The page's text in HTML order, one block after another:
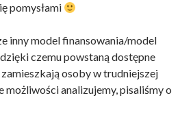
pomysłami
inny model finansowania/model
czemu powstaną dostępne
osoby w trudniejszej
analizujemy, pisaliśmy o